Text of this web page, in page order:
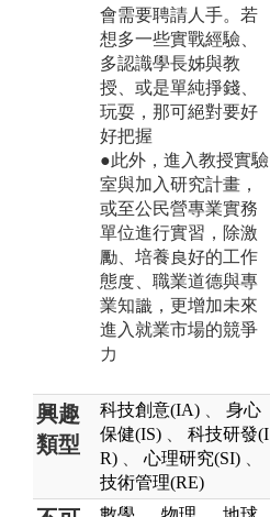
會需要聘請人手。若
想多一些實戰經驗、
多認識學長姊與教
授、或是單純掙錢、
玩耍，那可絕對要好
好把握
●此外，進入教授實驗
室與加入研究計畫，
或至公民營專業實務
單位進行實習，除激
勵、培養良好的工作
態度、職業道德與專
業知識，更增加未來
進入就業市場的競爭
力
興趣
類型
科技創意(IA)
身心
保健(IS)
科技研發(I
R)
心理研究(SI)
技術管理(RE)